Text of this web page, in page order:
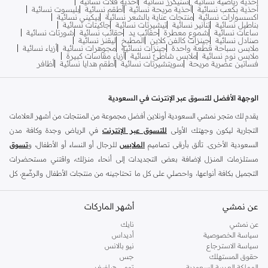
أحذية بكعب نسائية أحذية مريحة نسائية أطقم نسائية بليسوت نسائية
اكسسوارات نسائية منتجات عناية بالشعر نسائية بيكيني نسائية
بناطيل نسائية تنانير نسائية تيشيرتات نسائية جاكيتات نسائية
ساعات نسائية
شموع معطرة حقائب يد حقائب نسائية
شورتات نسائية
صنادل نسائية جينزات كالفن كلاين المطبخ
ليقنز نسائية
ملابس سباحة قطعة واحدة جينزات نسائية مجوهرات نسائية أزياء نسائية
ملابس نوم نسائية ملابس شاطئ نسائية أزياء مقاسات كبيرة
فساتين عصرية مريحة
سويتشيرتات نسائية أطقم هدايا نسائية أظافر
الوجهة الأفضل للتسوق عبر الإنترنت في السعودية
يقدم لك متجر نمشي السعودية أونلاين أفضل مجموعة من المنتجات من أشهر العلامات
التجارية ليكون وجهتك الأولى للتسوق عبر الإنترنت في الرياض وجدة وكافة مدن
السعودية الأخرى. تألق بأرقى تصاميم الملابس للرجال أو النساء أو الأطفال، وتسوق
مستلزمات المنزل لإضافة بعض التجديدات إلى أنحاء منزلك، واقتني مستحضرات
التجميل بكافة أنواعها، واحصلي على كل ما تحتاجينه من منتجات الأطفال والرضّع، كل
أفضل العلامات التجارية في السعودية
يضم متجر نمشي السعودية أونلاين مجموعة ضخمة من المنتجات من أفضل العلامات
التجارية، بداية من الأزياء وحتى مستلزمات المنزل. ستجد لدينا كل ما ترغب به من
الملابس والأحذية والإكسسوارات وكافة احتياجاتك الأخرى من علامات رائدة مثل:
عن نمشي
عن نمشي
سياسة الخصوصية
سياسة الاسترجاع
حقوق المستهلك
أشهر الماركات
نايك
أديداس
نيو بالانس
جس